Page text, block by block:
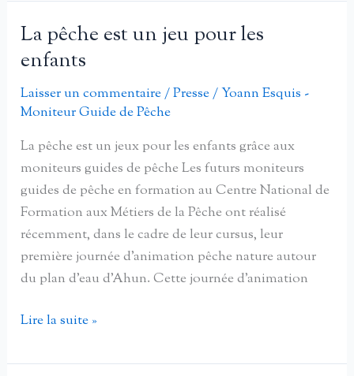
pour
les
écoliers
La pêche est un jeu pour les
enfants
Laisser un commentaire/Presse/Yoann Esquis -
Moniteur Guide de Pêche
La pêche est un jeux pour les enfants grâce aux
moniteurs guides de pêche Les futurs moniteurs
guides de pêche en formation au Centre National de
Formation aux Métiers de la Pêche ont réalisé
récemment, dans le cadre de leur cursus, leur
première journée d’animation pêche nature autour
du plan d’eau d’Ahun. Cette journée d’animation
La
est
Lire la suite »